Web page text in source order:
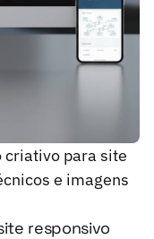
criativo para site
e imagens
responsivo